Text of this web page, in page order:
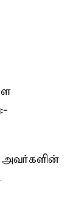
அவர்களின்